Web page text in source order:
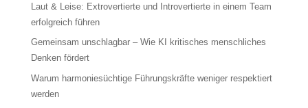
Laut & Leise: Extrovertierte und Introvertierte in einem Team
erfolgreich führen
Gemeinsam unschlagbar – Wie KI kritisches menschliches
Denken fördert
Warum harmoniesüchtige Führungskräfte weniger respektiert
werden